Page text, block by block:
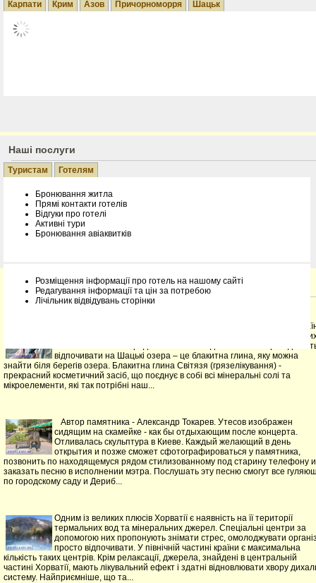
Бронювання готелів у Карпатах. Низькі ціни. Приватні садиби і
Екскурсії...
Карпати Крим Азов Причорноморря Шацьк
Наші послуги
Туристам Готелям
Бронювання житла
Прямі контакти готелів
Відгуки про готелі
Активні тури
Бронювання авіаквитків
Розміщення інформації про готель на нашому сайті
Редагування інформації та цін за потребою
Лічільник відвідувань сторінки
Інформація про курорти
Світязь – найчистіше, найкрасивіше та найглибше озеро в
У сонячну погоду дно видно на кілька метрів. Одним із
багатств Світязя заради яких багато відпочиваючих
відпочивати на Шацькі озера – це блакитна глина, яку можна
знайти біля берегів озера. Блакитна глина Світязя (грязелікування) -
прекрасний косметичний засіб, що поєднує в собі всі мінеральні солі та
мікроелементи, які так потрібні наш...
Автор памятника - Александр Токарев. Утесов изображен
сидящим на скамейке - как бы отдыхающим после концерта.
Отливалась скульптура в Киеве. Каждый желающий в день
открытия и позже сможет сфотографироваться у памятника,
позвонить по находящемуся рядом стилизованному под старину телефону и
заказать песню в исполнении мэтра. Послушать эту песню смогут все
по городскому саду и Дериб...
Одним із великих плюсів Хорватії є наявність на її території
термальних вод та мінеральних джерел. Спеціальні центри за
допомогою них пропонують знімати стрес, омолоджувати
просто відпочивати. У північній частині країни є максимальна
кількість таких центрів. Крім релаксації, джерела, знайдені в центральній
частині Хорватії, мають лікувальний ефект і здатні відновлювати хвору
систему. Найприємніше, що та...